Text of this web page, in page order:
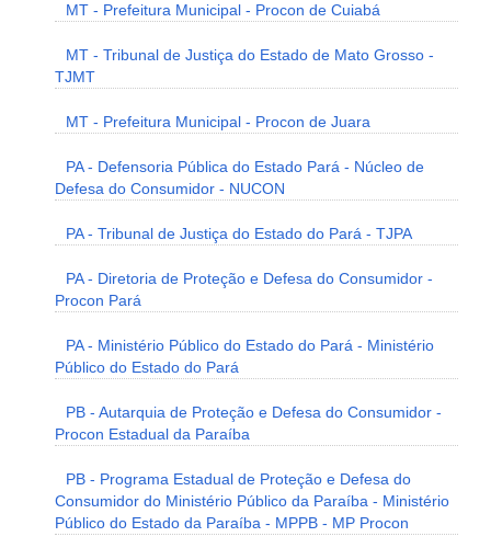
MT - Prefeitura Municipal - Procon de Cuiabá
MT - Tribunal de Justiça do Estado de Mato Grosso -
TJMT
MT - Prefeitura Municipal - Procon de Juara
PA - Defensoria Pública do Estado Pará - Núcleo de
Defesa do Consumidor - NUCON
PA - Tribunal de Justiça do Estado do Pará - TJPA
PA - Diretoria de Proteção e Defesa do Consumidor -
Procon Pará
PA - Ministério Público do Estado do Pará - Ministério
Público do Estado do Pará
PB - Autarquia de Proteção e Defesa do Consumidor -
Procon Estadual da Paraíba
PB - Programa Estadual de Proteção e Defesa do
Consumidor do Ministério Público da Paraíba - Ministério
Público do Estado da Paraíba - MPPB - MP Procon